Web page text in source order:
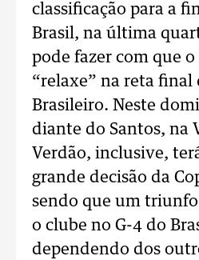
classificação para a
Brasil, na última
pode fazer com que o
“relaxe” na reta final
Brasileiro. Neste
diante do Santos, na
Verdão, inclusive,
grande decisão da
sendo que um
o clube no G-4 do
dependendo dos